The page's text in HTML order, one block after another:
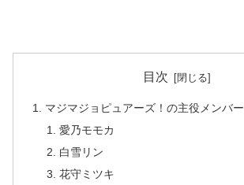
目次
マジマジョピュアーズ！の主役メンバー
愛乃モモカ
白雪リン
花守ミツキ